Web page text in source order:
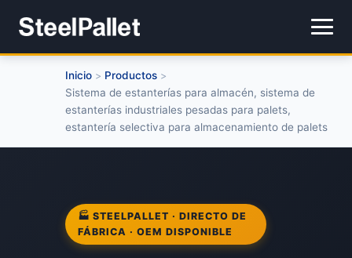
Inicio > Productos >
Sistema de estanterías para almacén, sistema de
estanterías industriales pesadas para palets,
estantería selectiva para almacenamiento de palets
🏭 STEELPALLET · DIRECTO DE
FÁBRICA · OEM DISPONIBLE